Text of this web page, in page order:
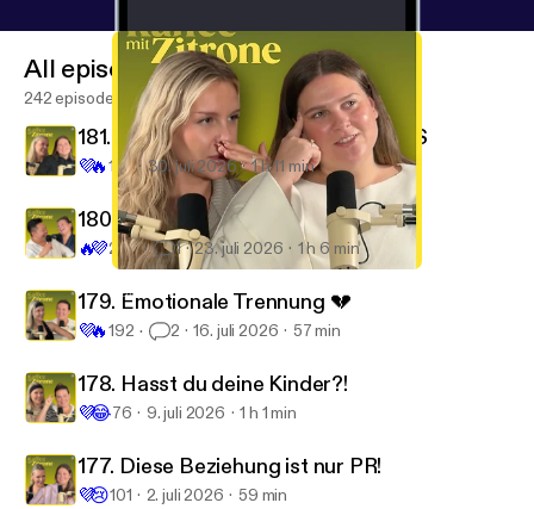
Kaffee mit Zitrone
All episodes
242 episodes
181. Was man über uns wissen MUSS
💜🔥144 30. juli 2026 1 h 11 min
180. ⁠Wandern wir aus? (Mit Nakki)
🔥💜290 1 23. juli 2026 1 h 6 min
179. Emotionale Trennung 💔
💜🔥192 2 16. juli 2026 57 min
178. ⁠Hasst du deine Kinder?!
💜😂76 9. juli 2026 1 h 1 min
177. Diese Beziehung ist nur PR!
💜😢101 2. juli 2026 59 min